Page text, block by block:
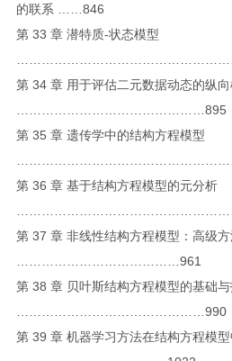
的联系 ……846
第 33 章 潜特质-状态模型
第 34 章 用于评估二元数据动态的纵向
………………………………………895
第 35 章 遗传学中的结构方程模型
第 36 章 基于结构方程模型的元分析
第 37 章 非线性结构方程模型：高级方
…………………………………961
第 38 章 贝叶斯结构方程模型的基础与
………………………………………990
第 39 章 机器学习方法在结构方程模型